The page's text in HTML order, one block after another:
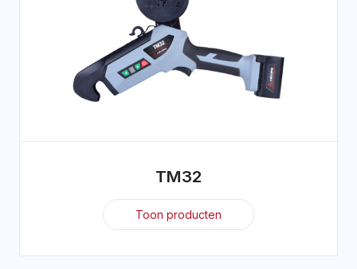
TM32
Toon producten